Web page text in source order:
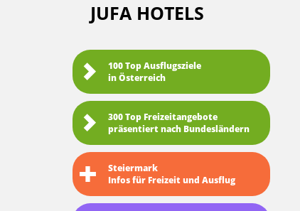
JUFA HOTELS
100 Top Ausflugsziele
in Österreich
300 Top Freizeitangebote
präsentiert nach Bundesländern
Steiermark
Infos für Freizeit und Ausflug